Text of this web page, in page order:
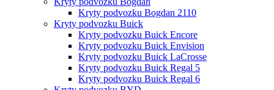
Kryty podvozku Bogdan 2110
Kryty podvozku Buick
Kryty podvozku Buick Encore
Kryty podvozku Buick Envision
Kryty podvozku Buick LaCrosse
Kryty podvozku Buick Regal 5
Kryty podvozku Buick Regal 6